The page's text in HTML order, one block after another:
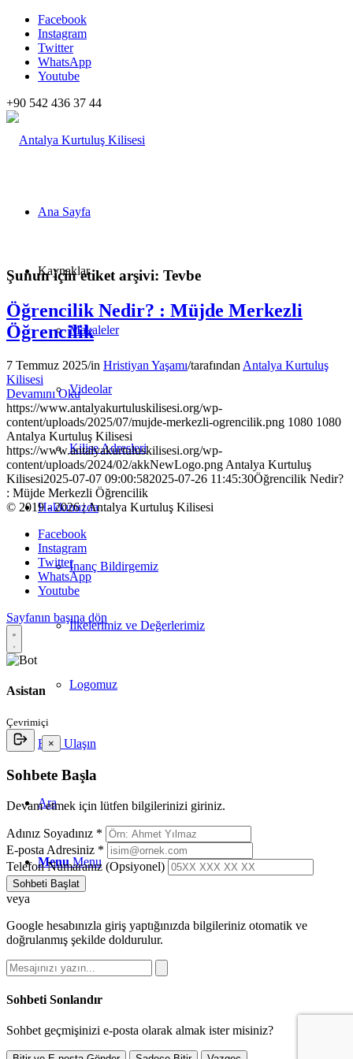
Facebook
Instagram
Twitter
WhatsApp
Youtube
+90 542 436 37 44
Ana Sayfa
Kaynaklar
Makaleler
Videolar
Kilise Adresleri
Hakkımızda
İnanç Bildirgemiz
İlkelerimiz ve Değerlerimiz
Logomuz
Bize Ulaşın
Ara
Menu Menu
Şunun için etiket arşivi: Tevbe
Öğrencilik Nedir? : Müjde Merkezli
Öğrencilik
7 Temmuz 2025/in Hristiyan Yaşamı/tarafından Antalya Kurtuluş
Kilisesi
Devamını Oku
https://www.antalyakurtuluskilisesi.org/wp-
content/uploads/2025/07/mujde-merkezli-ogrencilik.png 1080 1080
Antalya Kurtuluş Kilisesi
https://www.antalyakurtuluskilisesi.org/wp-
content/uploads/2024/02/akkNewLogo.png Antalya Kurtuluş
Kilisesi2025-07-07 09:00:582025-07-26 11:45:30Öğrencilik Nedir?
: Müjde Merkezli Öğrencilik
© 2019 - 2026 | Antalya Kurtuluş Kilisesi
Facebook
Instagram
Twitter
WhatsApp
Youtube
Sayfanın başına dön
Asistan
Çevrimiçi
×
Sohbete Başla
Devam etmek için lütfen bilgilerinizi giriniz.
Adınız Soyadınız *
E-posta Adresiniz *
Telefon Numaranız (Opsiyonel)
Sohbeti Başlat
veya
Google hesabınızla giriş yaptığınızda bilgileriniz otomatik ve
doğrulanmış şekilde doldurulur.
Sohbeti Sonlandır
Sohbet geçmişinizi e-posta olarak almak ister misiniz?